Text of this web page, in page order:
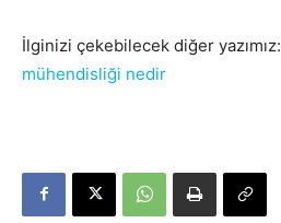
İlginizi çekebilecek diğer yazımız:
mühendisliği nedir